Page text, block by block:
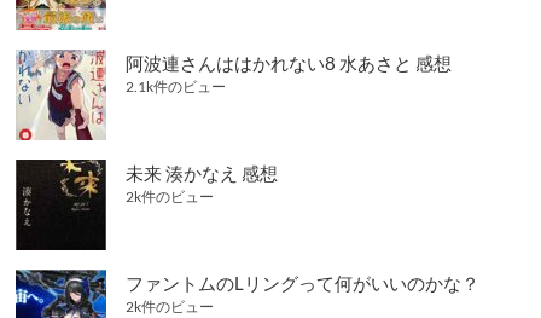
阿波連さんははかれない8 水あさと 感想
2.1k件のビュー
未来 湊かなえ 感想
2k件のビュー
ファントムのLリングって何がいいのかな？
2k件のビュー